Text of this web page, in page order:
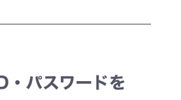
・パスワードを